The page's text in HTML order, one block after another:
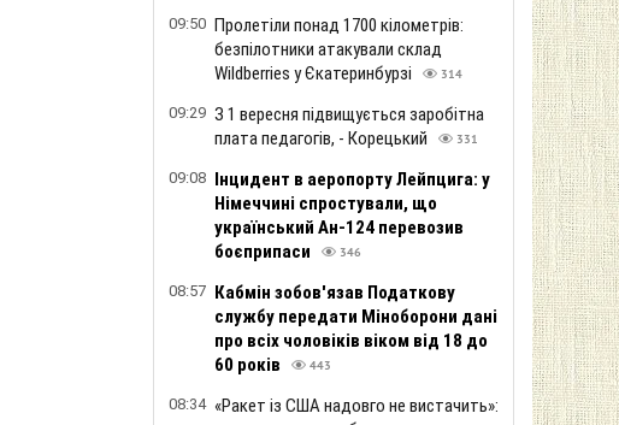
09:50 Пролетіли понад 1700 кілометрів:
безпілотники атакували склад
Wildberries у Єкатеринбурзі
314
09:29 З 1 вересня підвищується заробітна
плата педагогів, - Корецький
331
09:08 Інцидент в аеропорту Лейпцига: у
Німеччині спростували, що
український Ан-124 перевозив
боєприпаси
346
08:57 Кабмін зобов'язав Податкову
службу передати Міноборони дані
про всіх чоловіків віком від 18 до
60 років
443
08:34 «Ракет із США надовго не вистачить»: